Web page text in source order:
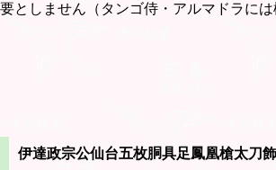
要としません（タンゴ侍・アルマドラには
伊達政宗公仙台五枚胴具足鳳凰槍太刀